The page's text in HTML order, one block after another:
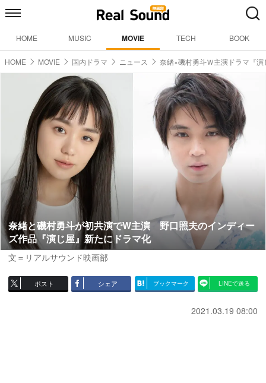
HOME MUSIC MOVIE TECH BOOK
HOME MOVIE 国内ドラマ ニュース 奈緒×磯村勇斗Ｗ主演ドラマ『演
奈緒と磯村勇斗が初共演でW主演 野口照夫のインディー
ズ作品『演じ屋』新たにドラマ化
文＝リアルサウンド映画部
ポスト シェア ブックマーク LINEで送る
2021.03.19 08:00